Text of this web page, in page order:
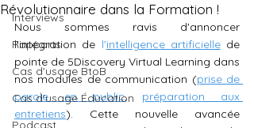
Interviews
Rapports
Cas d'usage BtoB
Cas d'usage Éducation
Podcast
Révolutionnaire dans la Formation !
Nous sommes ravis d'annoncer
l'intégration de l'intelligence artificielle de
pointe de 5Discovery Virtual Learning dans
nos modules de communication (prise de
parole en public, préparation aux
entretiens). Cette nouvelle avancée